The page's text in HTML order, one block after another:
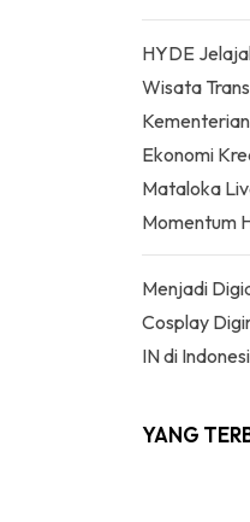
HYDE
Wisata
Ekonomi
Mataloka
Momentum
Menjadi
Cosplay
IN di
YANG